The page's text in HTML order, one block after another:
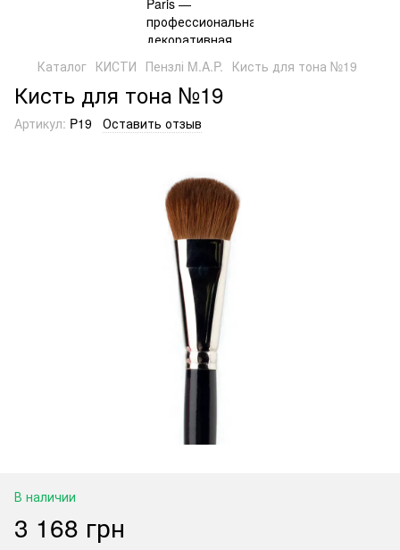
Каталог КИСТИ Пензлі M.A.P. Кисть для тона №19
Кисть для тона №19
Артикул: P19 Оставить отзыв
В наличии
3 168 грн